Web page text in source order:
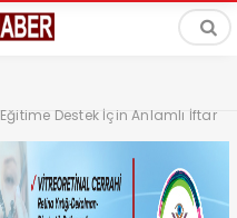
Destek İçin Anlamlı İftar